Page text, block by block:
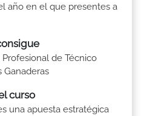
año en el que presentes a
de Técnico
Ganaderas
curso
una apuesta estratégica